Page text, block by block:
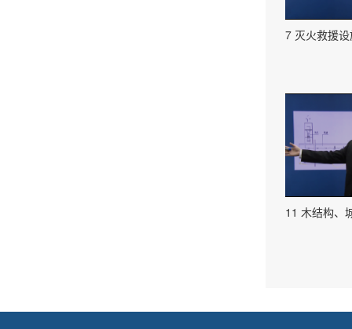
7 灭火救援
11 木结构、